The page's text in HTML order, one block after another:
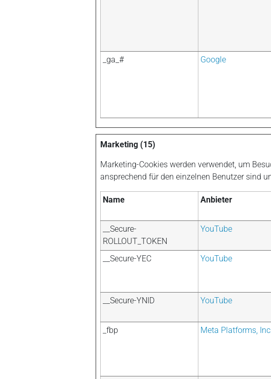
_ga_# Google
Marketing (15)
Marketing-Cookies werden verwendet, um
ansprechend für den einzelnen Benutzer sind
Name Anbieter
__Secure-
ROLLOUT_TOKEN
YouTube
__Secure-YEC
YouTube
__Secure-YNID YouTube
_fbp
Meta Platforms, Inc.